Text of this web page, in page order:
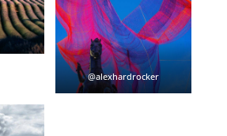
@alexhardrocker